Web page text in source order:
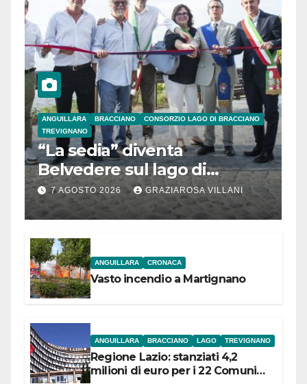
ANGUILLARA BRACCIANO
CONSORZIO LAGO DI BRACCIANO
TREVIGNANO
“La sedia” diventa
Belvedere sul lago di
Bracciano: ieri
l’inaugurazione
7 AGOSTO 2026 GRAZIAROSA VILLANI
ANGUILLARA CRONACA
Vasto incendio a Martignano
ANGUILLARA BRACCIANO LAGO TREVIGNANO
Regione Lazio: stanziati 4,2
milioni di euro per i 22 Comuni